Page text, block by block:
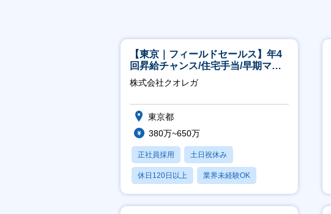
【東京｜フィールドセールス】年4
回昇給チャンス/住宅手当/早期マネ
ジメント機会あり！
株式会社クオレガ
東京都
380万~650万
正社員採用 土日祝休み
休日120日以上 業界未経験OK
産休・育休あり